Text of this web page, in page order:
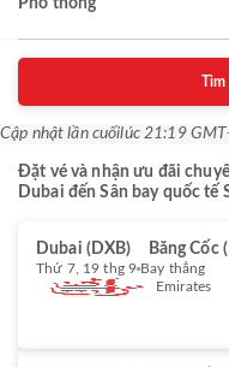
Phổ thông
Tìm
Cập nhật lần cuốilúc 21:19
Đặt vé và nhận ưu đãi
Dubai đến Sân bay quốc tế
Dubai (DXB) Băng Cốc
Thứ 7, 19 thg 9 Bay thẳng
Emirates